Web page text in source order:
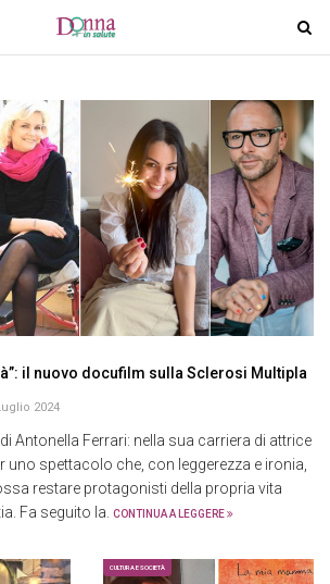
T
o
g
e
n
a
v
i
g
a
t
i
il nuovo docufilm sulla Sclerosi Multipla
2024
Antonella Ferrari: nella sua carriera di attrice
uno spettacolo che, con leggerezza e ironia,
restare protagonisti della propria vita
Fa seguito la.
CONTINUA A LEGGERE
CULTURA E SOCIETÀ